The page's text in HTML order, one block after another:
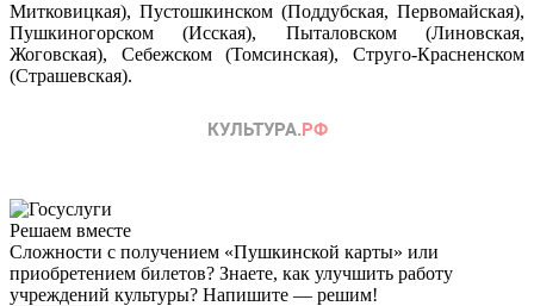
Митковицкая), Пустошкинском (Поддубская, Первомайская),
Пушкиногорском (Исская), Пыталовском (Линовская,
Жоговская), Себежском (Томсинская), Струго-Красненском
(Страшевская).
Решаем вместе
Сложности с получением «Пушкинской карты» или
приобретением билетов? Знаете, как улучшить работу
учреждений культуры? Напишите — решим!